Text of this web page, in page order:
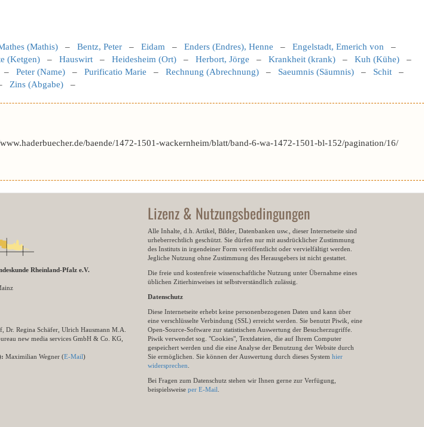
(Mathis) – Bentz, Peter – Eidam – Enders (Endres), Henne – Engelstadt, Emerich von –
(Ketgen) – Hauswirt – Heidesheim (Ort) – Herbort, Jörge – Krankheit (krank) – Kuh (Kühe) –
– Peter (Name) – Purificatio Marie – Rechnung (Abrechnung) – Saeumnis (Säumnis) – Schit –
Zins (Abgabe) –
baende/1472-1501-wackernheim/blatt/band-6-wa-1472-1501-bl-152/pagination/16/
Rheinland-Pfalz e.V.
Dr. Regina Schäfer, Ulrich Hausmann M.A.
new media services GmbH & Co. KG,
Maximilian Wegner (E-Mail)
Lizenz & Nutzungsbedingungen
Alle Inhalte, d.h. Artikel, Bilder, Datenbanken usw., dieser Internetseite sind
urheberrechtlich geschützt. Sie dürfen nur mit ausdrücklicher Zustimmung
des Instituts in irgendeiner Form veröffentlicht oder vervielfältigt werden.
Jegliche Nutzung ohne Zustimmung des Herausgebers ist nicht gestattet.
Die freie und kostenfreie wissenschaftliche Nutzung unter Übernahme eines
üblichen Zitierhinweises ist selbstverständlich zulässig.
Datenschutz
Diese Internetseite erhebt keine personenbezogenen Daten und kann über
eine verschlüsselte Verbindung (SSL) erreicht werden. Sie benutzt Piwik, eine
Open-Source-Software zur statistischen Auswertung der Besucherzugriffe.
Piwik verwendet sog. "Cookies", Textdateien, die auf Ihrem Computer
gespeichert werden und die eine Analyse der Benutzung der Website durch
Sie ermöglichen. Sie können der Auswertung durch dieses System hier
widersprechen
Bei Fragen zum Datenschutz stehen wir Ihnen gerne zur Verfügung,
beispielsweise per E-Mail